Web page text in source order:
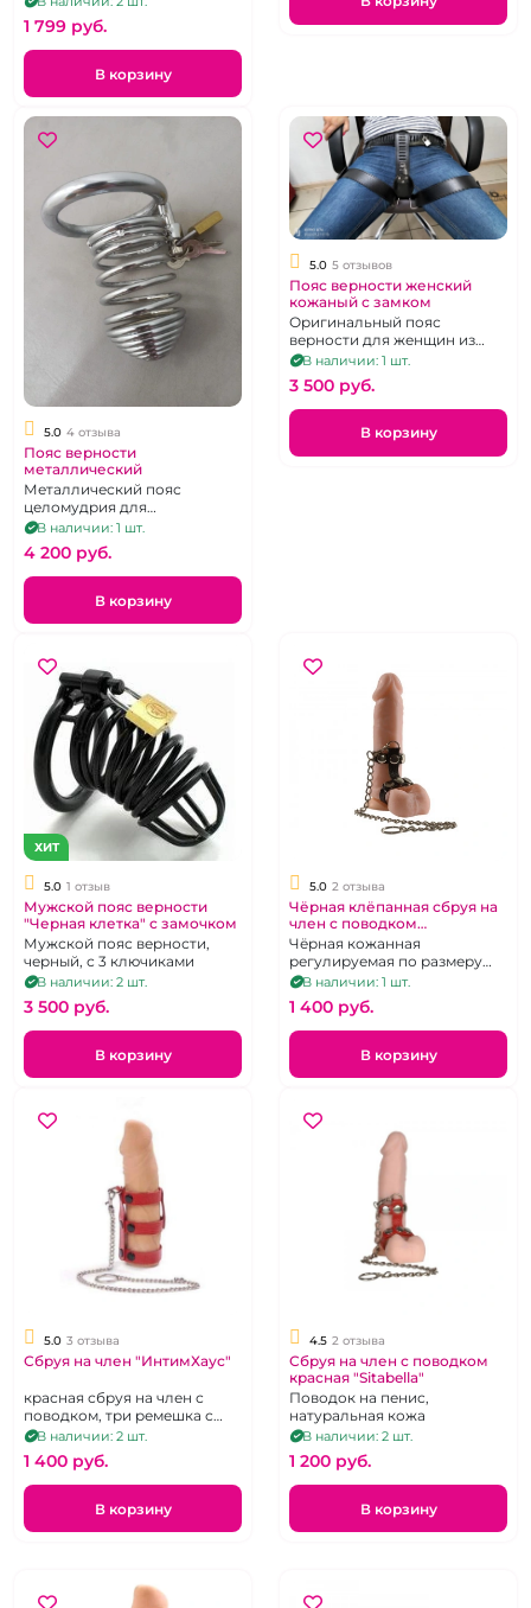
каждой женщины
1 799 pуб.
В корзину
5.0 4 отзыва
Пояс верности
металлический
Металлический пояс
целомудрия для
сабмиссивов
В наличии: 1 шт.
4 200 pуб.
В корзину
5.0 5 отзывов
Пояс верности женский
кожаный с замком
Оригинальный пояс
верности для женщин из
черной кожи.
В наличии: 1 шт.
3 500 pуб.
В корзину
ХИТ
5.0 1 отзыв
Мужской пояс верности
"Черная клетка" с замочком
Мужской пояс верности,
черный, с 3 ключиками
В наличии: 2 шт.
3 500 pуб.
В корзину
5.0 2 отзыва
Чёрная клёпанная сбруя на
член с поводком
"ИнтимХаус"
Чёрная кожанная
регулируемая по размеру
сбруя на член, с цепью-
поводком в комплекте.
В наличии: 1 шт.
1 400 pуб.
В корзину
5.0 3 отзыва
Сбруя на член "ИнтимХаус"
красная сбруя на член с
поводком, три ремешка с
серебрянными клепками
В наличии: 2 шт.
1 400 pуб.
В корзину
4.5 2 отзыва
Сбруя на член с поводком
красная "Sitabella"
Поводок на пенис,
натуральная кожа
В наличии: 2 шт.
1 200 pуб.
В корзину